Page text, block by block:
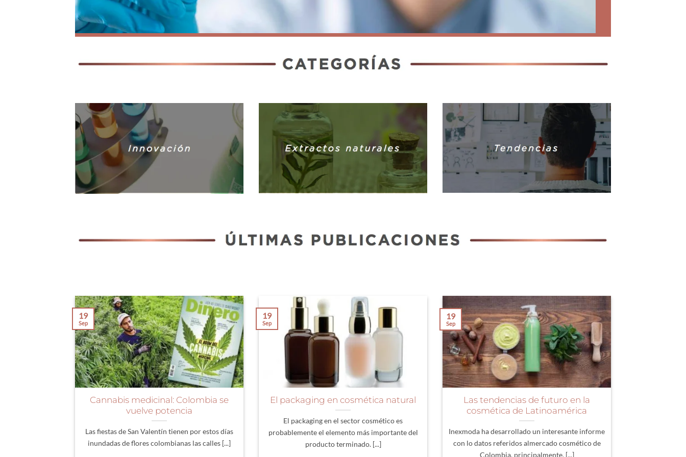
Cannabis medicinal: Colombia se
vuelve potencia
Las fiestas de San Valentín tienen por estos días
inundadas de flores colombianas las calles [...]
19
Sep
El packaging en cosmética natural
El packaging en el sector cosmético es
probablemente el elemento más importante del
producto terminado. [...]
19
Sep
Las tendencias de futuro en la
cosmética de Latinoamérica
Inexmoda ha desarrollado un interesante informe
con lo datos referidos almercado cosmético de
Colombia, principalmente, [...]
19
Sep